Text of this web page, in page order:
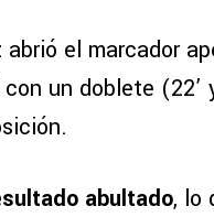
abrió el marcador
un doblete
abultado, lo